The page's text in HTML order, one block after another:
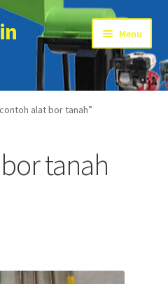
Menu
alat bor tanah”
tanah